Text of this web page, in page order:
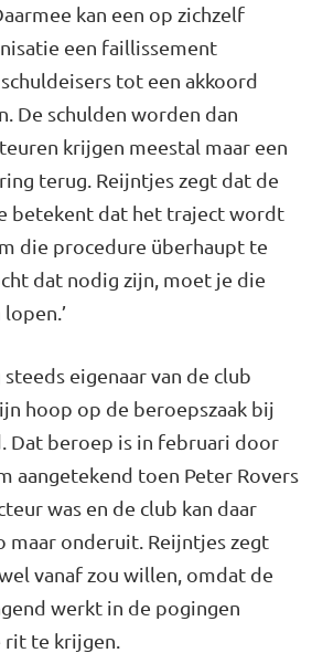
kan een op zichzelf
een faillissement
tot een akkoord
De schulden worden dan
krijgen meestal maar een
terug. Reijntjes zegt dat de
betekent dat het traject wordt
die procedure überhaupt te
dat nodig zijn, moet je die
eigenaar van de club
hoop op de beroepszaak bij
Dat beroep is in februari door
aangetekend toen Peter Rovers
was en de club kan daar
maar onderuit. Reijntjes zegt
vanaf zou willen, omdat de
werkt in de pogingen
te krijgen.